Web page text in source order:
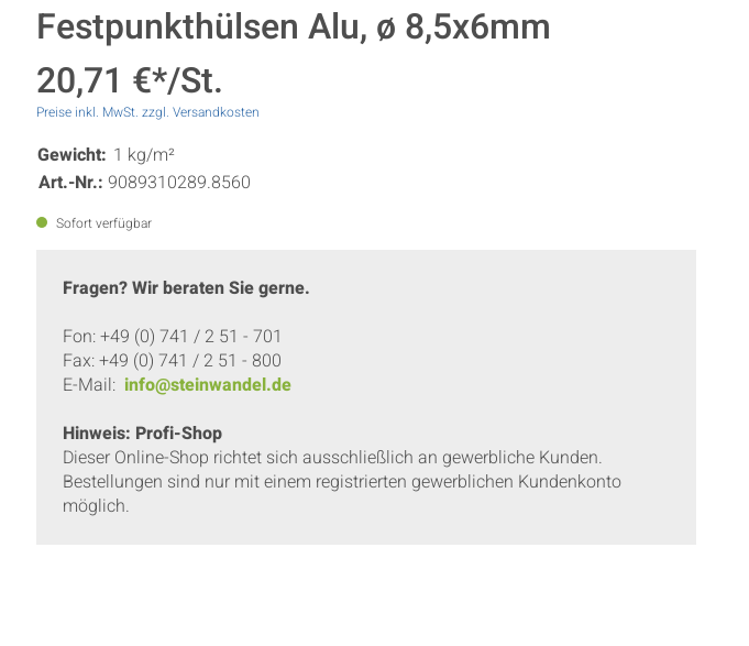
Festpunkthülsen Alu, ø 8,5x6mm
20,71 €*/St.
Preise inkl. MwSt. zzgl. Versandkosten
Gewicht: 1 kg/m²
Art.-Nr.: 9089310289.8560
Sofort verfügbar
Fragen? Wir beraten Sie gerne.
Fon: +49 (0) 741 / 2 51 - 701
Fax: +49 (0) 741 / 2 51 - 800
E-Mail: info@steinwandel.de
Hinweis: Profi-Shop
Dieser Online-Shop richtet sich ausschließlich an gewerbliche Kunden.
Bestellungen sind nur mit einem registrierten gewerblichen Kundenkonto
möglich.